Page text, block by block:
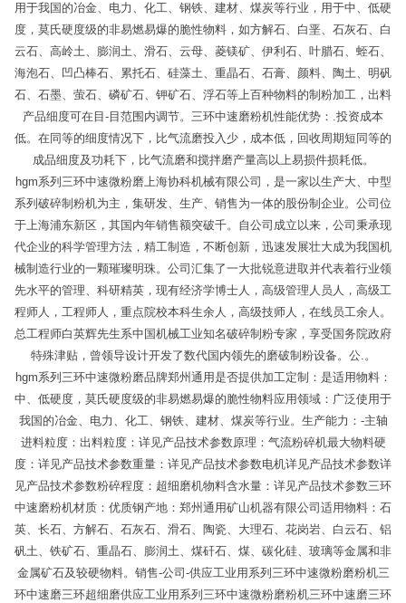
用于我国的冶金、电力、化工、钢铁、建材、煤炭等行业，用于中、低硬
度，莫氏硬度级的非易燃易爆的脆性物料，如方解石、白垩、石灰石、白
云石、高岭土、膨润土、滑石、云母、菱镁矿、伊利石、叶腊石、蛭石、
海泡石、凹凸棒石、累托石、硅藻土、重晶石、石膏、颜料、陶土、明矾
石、石墨、萤石、磷矿石、钾矿石、浮石等上百种物料的制粉加工，出料
产品细度可在目-目范围内调节。三环中速磨粉机性能优势：.投资成本
低。在同等的细度情况下，比气流磨投入少，成本低，回收周期短同等的
成品细度及功耗下，比气流磨和搅拌磨产量高以上易损件损耗低。
hgm系列三环中速微粉磨上海协科机械有限公司，是一家以生产大、中型
系列破碎制粉机为主，集研发、生产、销售为一体的股份制企业。公司位
于上海浦东新区，其国内年销售额突破千。自公司成立以来，公司秉承现
代企业的科学管理方法，精工制造，不断创新，迅速发展壮大成为我国机
械制造行业的一颗璀璨明珠。公司汇集了一大批锐意进取并代表着行业领
先水平的管理、科研精英，现有经济学博士人，高级管理人员人，高级工
程师人，工程师人，重点院校本科生余人，高级技师人，在线员工余人。
总工程师白英辉先生系中国机械工业知名破碎制粉专家，享受国务院政府
特殊津贴，曾领导设计开发了数代国内领先的磨破制粉设备。公.。
hgm系列三环中速微粉磨品牌郑州通用是否提供加工定制：是适用物料：
中、低硬度，莫氏硬度级的非易燃易爆的脆性物料应用领域：广泛使用于
我国的冶金、电力、化工、钢铁、建材、煤炭等行业。生产能力：-主轴
进料粒度：出料粒度：详见产品技术参数原理：气流粉碎机最大物料硬
度：详见产品技术参数重量：详见产品技术参数电机详见产品技术参数详
见产品技术参数粉碎程度：超细磨机物料含水量：详见产品技术参数三环
中速磨粉机材质：优质钢产地：郑州通用矿山机器有限公司适用物料：石
英、长石、方解石、石灰石、滑石、陶瓷、大理石、花岗岩、白云石、铝
矾土、铁矿石、重晶石、膨润土、煤矸石、煤、碳化硅、玻璃等金属和非
金属矿石及较硬物料。销售-公司-供应工业用系列三环中速微粉磨粉机三
环中速磨三环超细磨供应工业用系列三环中速微粉磨粉机三环中速磨三环